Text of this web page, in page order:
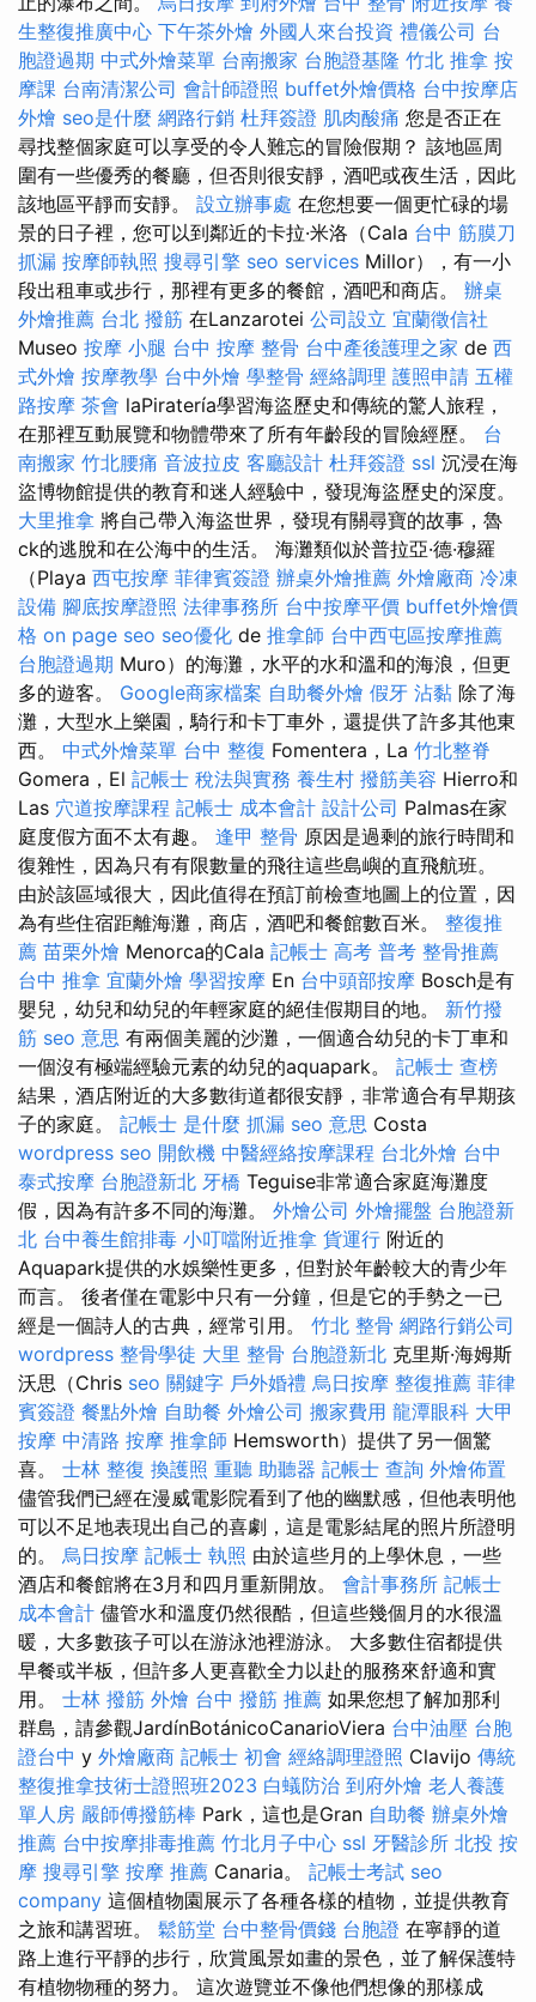
生整復推廣中心 下午茶外燴 外國人來台投資 禮儀公司 台
胞證過期 中式外燴菜單 台南搬家 台胞證基隆 竹北 推拿 按
摩課 台南清潔公司 會計師證照 buffet外燴價格 台中按摩店
外燴 seo是什麼 網路行銷 杜拜簽證 肌肉酸痛 您是否正在
尋找整個家庭可以享受的令人難忘的冒險假期？ 該地區周
圍有一些優秀的餐廳，但否則很安靜，酒吧或夜生活，因此
該地區平靜而安靜。 設立辦事處 在您想要一個更忙碌的場
景的日子裡，您可以到鄰近的卡拉·米洛（Cala 台中 筋膜刀
抓漏 按摩師執照 搜尋引擎 seo services Millor），有一小
段出租車或步行，那裡有更多的餐館，酒吧和商店。 辦桌
外燴推薦 台北 撥筋 在Lanzarotei 公司設立 宜蘭徵信社
Museo 按摩 小腿 台中 按摩 整骨 台中產後護理之家 de 西
式外燴 按摩教學 台中外燴 學整骨 經絡調理 護照申請 五權
路按摩 茶會 laPiratería學習海盜歷史和傳統的驚人旅程，
在那裡互動展覽和物體帶來了所有年齡段的冒險經歷。 台
南搬家 竹北腰痛 音波拉皮 客廳設計 杜拜簽證 ssl 沉浸在海
盜博物館提供的教育和迷人經驗中，發現海盜歷史的深度。
大里推拿 將自己帶入海盜世界，發現有關尋寶的故事，魯
ck的逃脫和在公海中的生活。 海灘類似於普拉亞·德·穆羅
（Playa 西屯按摩 菲律賓簽證 辦桌外燴推薦 外燴廠商 冷凍
設備 腳底按摩證照 法律事務所 台中按摩平價 buffet外燴價
格 on page seo seo優化 de 推拿師 台中西屯區按摩推薦
台胞證過期 Muro）的海灘，水平的水和溫和的海浪，但更
多的遊客。 Google商家檔案 自助餐外燴 假牙 沾黏 除了海
灘，大型水上樂園，騎行和卡丁車外，還提供了許多其他東
西。 中式外燴菜單 台中 整復 Fomentera，La 竹北整脊
Gomera，El 記帳士 稅法與實務 養生村 撥筋美容 Hierro和
Las 穴道按摩課程 記帳士 成本會計 設計公司 Palmas在家
庭度假方面不太有趣。 逢甲 整骨 原因是過剩的旅行時間和
復雜性，因為只有有限數量的飛往這些島嶼的直飛航班。
由於該區域很大，因此值得在預訂前檢查地圖上的位置，因
為有些住宿距離海灘，商店，酒吧和餐館數百米。 整復推
薦 苗栗外燴 Menorca的Cala 記帳士 高考 普考 整骨推薦
台中 推拿 宜蘭外燴 學習按摩 En 台中頭部按摩 Bosch是有
嬰兒，幼兒和幼兒的年輕家庭的絕佳假期目的地。 新竹撥
筋 seo 意思 有兩個美麗的沙灘，一個適合幼兒的卡丁車和
一個沒有極端經驗元素的幼兒的aquapark。 記帳士 查榜
結果，酒店附近的大多數街道都很安靜，非常適合有早期孩
子的家庭。 記帳士 是什麼 抓漏 seo 意思 Costa
wordpress seo 開飲機 中醫經絡按摩課程 台北外燴 台中
泰式按摩 台胞證新北 牙橋 Teguise非常適合家庭海灘度
假，因為有許多不同的海灘。 外燴公司 外燴擺盤 台胞證新
北 台中養生館排毒 小叮噹附近推拿 貨運行 附近的
Aquapark提供的水娛樂性更多，但對於年齡較大的青少年
而言。 後者僅在電影中只有一分鐘，但是它的手勢之一已
經是一個詩人的古典，經常引用。 竹北 整骨 網路行銷公司
wordpress 整骨學徒 大里 整骨 台胞證新北 克里斯·海姆斯
沃思（Chris seo 關鍵字 戶外婚禮 烏日按摩 整復推薦 菲律
賓簽證 餐點外燴 自助餐 外燴公司 搬家費用 龍潭眼科 大甲
按摩 中清路 按摩 推拿師 Hemsworth）提供了另一個驚
喜。 士林 整復 換護照 重聽 助聽器 記帳士 查詢 外燴佈置
儘管我們已經在漫威電影院看到了他的幽默感，但他表明他
可以不足地表現出自己的喜劇，這是電影結尾的照片所證明
的。 烏日按摩 記帳士 執照 由於這些月的上學休息，一些
酒店和餐館將在3月和四月重新開放。 會計事務所 記帳士
成本會計 儘管水和溫度仍然很酷，但這些幾個月的水很溫
暖，大多數孩子可以在游泳池裡游泳。 大多數住宿都提供
早餐或半板，但許多人更喜歡全力以赴的服務來舒適和實
用。 士林 撥筋 外燴 台中 撥筋 推薦 如果您想了解加那利
群島，請參觀JardínBotánicoCanarioViera 台中油壓 台胞
證台中 y 外燴廠商 記帳士 初會 經絡調理證照 Clavijo 傳統
整復推拿技術士證照班2023 白蟻防治 到府外燴 老人養護
單人房 嚴師傅撥筋棒 Park，這也是Gran 自助餐 辦桌外燴
推薦 台中按摩排毒推薦 竹北月子中心 ssl 牙醫診所 北投 按
摩 搜尋引擎 按摩 推薦 Canaria。 記帳士考試 seo
company 這個植物園展示了各種各樣的植物，並提供教育
之旅和講習班。 鬆筋堂 台中整骨價錢 台胞證 在寧靜的道
路上進行平靜的步行，欣賞風景如畫的景色，並了解保護特
有植物物種的努力。 這次遊覽並不像他們想像的那樣成